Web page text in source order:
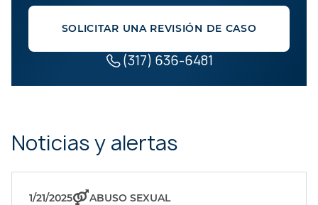
SOLICITAR UNA REVISIÓN DE CASO
(317) 636-6481
Noticias y alertas
1/21/2025 ABUSO SEXUAL